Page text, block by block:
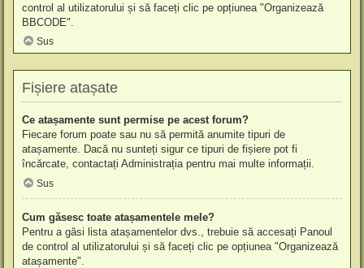
control al utilizatorului și să faceți clic pe opțiunea "Organizează
BBCODE".
Sus
Fișiere atașate
Ce atașamente sunt permise pe acest forum?
Fiecare forum poate sau nu să permită anumite tipuri de
atașamente. Dacă nu sunteți sigur ce tipuri de fișiere pot fi
încărcate, contactați Administrația pentru mai multe informații.
Sus
Cum găsesc toate atașamentele mele?
Pentru a găsi lista atașamentelor dvs., trebuie să accesați Panoul
de control al utilizatorului și să faceți clic pe opțiunea "Organizează
atașamente".